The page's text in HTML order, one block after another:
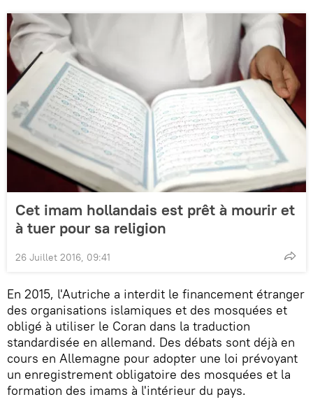
Cet imam hollandais est prêt à mourir et
à tuer pour sa religion
26 Juillet 2016, 09:41
En 2015, l'Autriche a interdit le financement étranger
des organisations islamiques et des mosquées et
obligé à utiliser le Coran dans la traduction
standardisée en allemand. Des débats sont déjà en
cours en Allemagne pour adopter une loi prévoyant
un enregistrement obligatoire des mosquées et la
formation des imams à l'intérieur du pays.